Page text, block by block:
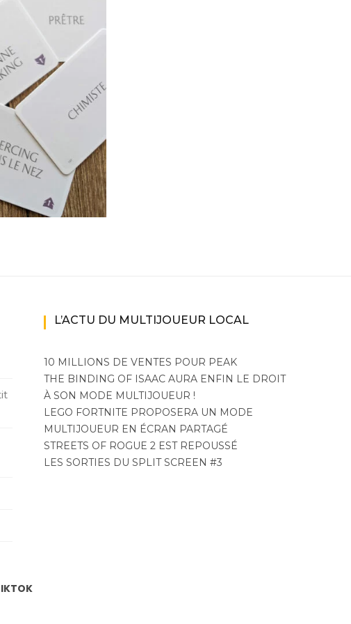
PS4
One
Series X|S
L’ACTU DU MULTIJOUEUR LOCAL
10 MILLIONS DE VENTES POUR PEAK
THE BINDING OF ISAAC AURA ENFIN LE DROIT
À SON MODE MULTIJOUEUR !
LEGO FORTNITE PROPOSERA UN MODE
MULTIJOUEUR EN ÉCRAN PARTAGÉ
STREETS OF ROGUE 2 EST REPOUSSÉ
LES SORTIES DU SPLIT SCREEN #3